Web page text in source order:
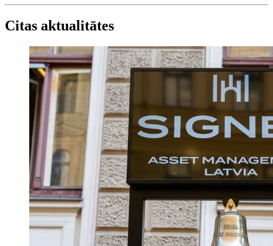
Citas aktualitātes